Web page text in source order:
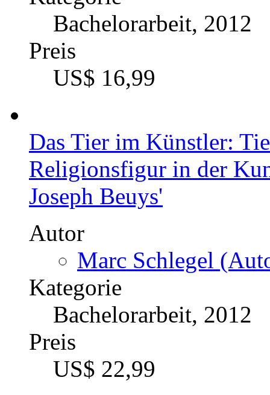
Bachelorarbeit, 2012
Preis
US$ 16,99
Das Tier im Künstler:
Religionsfigur in der
Joseph Beuys'
Autor
Marc Schlegel
Kategorie
Bachelorarbeit, 2012
Preis
US$ 22,99